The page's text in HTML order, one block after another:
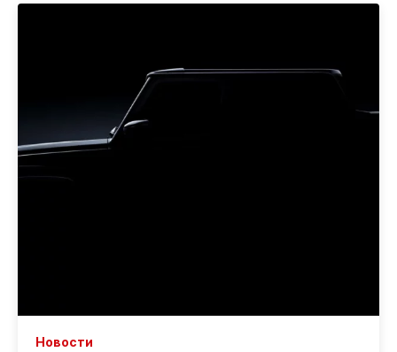
Новости